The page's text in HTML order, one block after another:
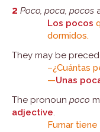
2 Poco, poca, pocos
Los pocos
dormidos.
They may be
–¿Cuántas
—Unas
The pronoun poco
adjective.
Fumar tiene